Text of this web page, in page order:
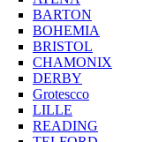
BARTON
BOHEMIA
BRISTOL
CHAMONIX
DERBY
Grotescco
LILLE
READING